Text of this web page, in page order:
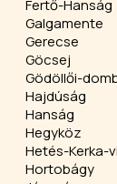
Fertő-Hanság
Galgamente
Gerecse
Göcsej
Gödöllői-
Hajdúság
Hanság
Hegyköz
Hetés-Kerka-
Hortobágy